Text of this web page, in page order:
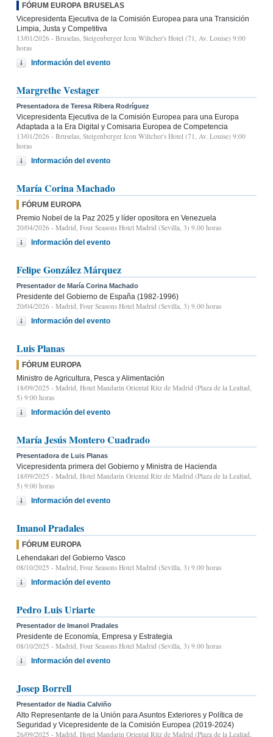
FÓRUM EUROPA BRUSELAS
Vicepresidenta Ejecutiva de la Comisión Europea para una Transición
Limpia, Justa y Competitiva
13/01/2026 - Bruselas, Steigenberger Icon Wiltcher's Hotel (71, Av. Louise) 9:00
horas
Información del evento
Margrethe Vestager
Presentadora de Teresa Ribera Rodríguez
Vicepresidenta Ejecutiva de la Comisión Europea para una Europa
Adaptada a la Era Digital y Comisaria Europea de Competencia
13/01/2026 - Bruselas, Steigenberger Icon Wiltcher's Hotel (71, Av. Louise) 9:00
horas
Información del evento
María Corina Machado
FÓRUM EUROPA
Premio Nobel de la Paz 2025 y líder opositora en Venezuela
20/04/2026 - Madrid, Four Seasons Hotel Madrid (Sevilla, 3) 9.00 horas
Información del evento
Felipe González Márquez
Presentador de María Corina Machado
Presidente del Gobierno de España (1982-1996)
20/04/2026 - Madrid, Four Seasons Hotel Madrid (Sevilla, 3) 9.00 horas
Información del evento
Luis Planas
FÓRUM EUROPA
Ministro de Agricultura, Pesca y Alimentación
18/09/2025 - Madrid, Hotel Mandarin Oriental Ritz de Madrid (Plaza de la Lealtad,
5) 9:00 horas
Información del evento
María Jesús Montero Cuadrado
Presentadora de Luis Planas
Vicepresidenta primera del Gobierno y Ministra de Hacienda
18/09/2025 - Madrid, Hotel Mandarin Oriental Ritz de Madrid (Plaza de la Lealtad,
5) 9:00 horas
Información del evento
Imanol Pradales
FÓRUM EUROPA
Lehendakari del Gobierno Vasco
08/10/2025 - Madrid, Four Seasons Hotel Madrid (Sevilla, 3) 9.00 horas
Información del evento
Pedro Luis Uriarte
Presentador de Imanol Pradales
Presidente de Economía, Empresa y Estrategia
08/10/2025 - Madrid, Four Seasons Hotel Madrid (Sevilla, 3) 9.00 horas
Información del evento
Josep Borrell
Presentador de Nadia Calviño
Alto Representante de la Unión para Asuntos Exteriores y Política de
Seguridad y Vicepresidente de la Comisión Europea (2019-2024)
26/09/2025 - Madrid, Hotel Mandarin Oriental Ritz de Madrid (Plaza de la Lealtad,